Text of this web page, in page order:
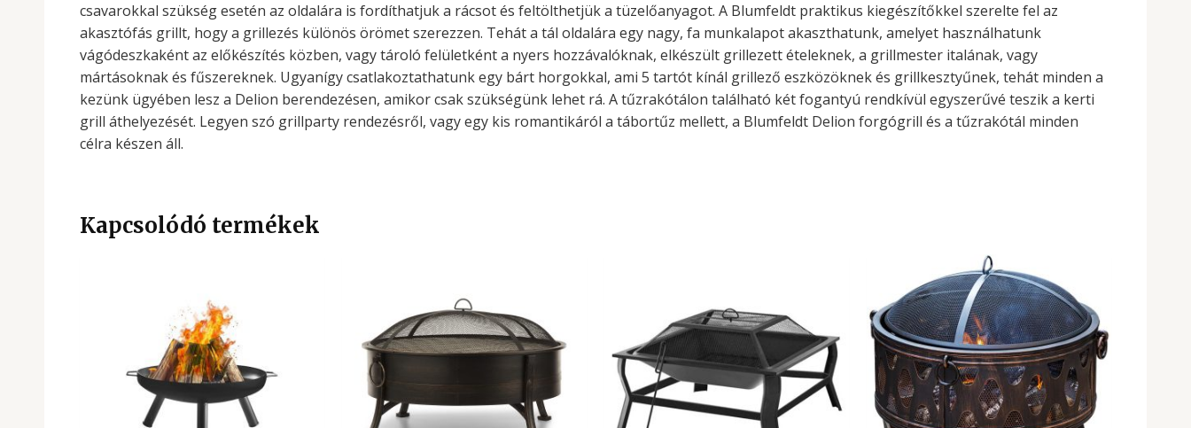
csavarokkal szükség esetén az oldalára is fordíthatjuk a rácsot és feltölthetjük a tüzelőanyagot. A Blumfeldt praktikus kiegészítőkkel szerelte fel az
akasztófás grillt, hogy a grillezés különös örömet szerezzen. Tehát a tál oldalára egy nagy, fa munkalapot akaszthatunk, amelyet használhatunk
vágódeszkaként az előkészítés közben, vagy tároló felületként a nyers hozzávalóknak, elkészült grillezett ételeknek, a grillmester italának, vagy
mártásoknak és fűszereknek. Ugyanígy csatlakoztathatunk egy bárt horgokkal, ami 5 tartót kínál grillező eszközöknek és grillkesztyűnek, tehát minden a
kezünk ügyében lesz a Delion berendezésen, amikor csak szükségünk lehet rá. A tűzrakótálon található két fogantyú rendkívül egyszerűvé teszik a kerti
grill áthelyezését. Legyen szó grillparty rendezésről, vagy egy kis romantikáról a tábortűz mellett, a Blumfeldt Delion forgógrill és a tűzrakótál minden
célra készen áll.
Kapcsolódó termékek